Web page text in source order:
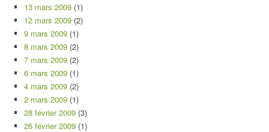
13 mars 2009 (1)
12 mars 2009 (2)
9 mars 2009 (1)
8 mars 2009 (2)
7 mars 2009 (2)
6 mars 2009 (1)
4 mars 2009 (2)
2 mars 2009 (1)
28 février 2009 (3)
26 février 2009 (1)